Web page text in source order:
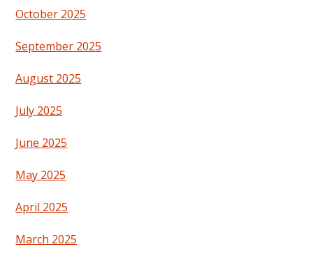
October 2025
September 2025
August 2025
July 2025
June 2025
May 2025
April 2025
March 2025